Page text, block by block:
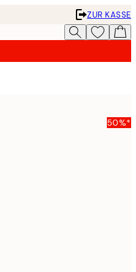
ZUR KASSE
50%*